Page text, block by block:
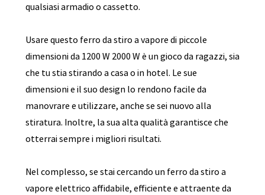
qualsiasi armadio o cassetto.
Usare questo ferro da stiro a vapore di piccole
dimensioni da 1200 W 2000 W è un gioco da ragazzi, sia
che tu stia stirando a casa o in hotel. Le sue
dimensioni e il suo design lo rendono facile da
manovrare e utilizzare, anche se sei nuovo alla
stiratura. Inoltre, la sua alta qualità garantisce che
otterrai sempre i migliori risultati.
Nel complesso, se stai cercando un ferro da stiro a
vapore elettrico affidabile, efficiente e attraente da